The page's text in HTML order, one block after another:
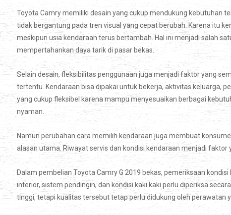
Toyota Camry memiliki desain yang cukup mendukung kebutuhan
tidak bergantung pada tren visual yang cepat berubah. Karena itu
meskipun usia kendaraan terus bertambah. Hal ini menjadi salah
mempertahankan daya tarik di pasar bekas.
Selain desain, fleksibilitas penggunaan juga menjadi faktor yang
tertentu. Kendaraan bisa dipakai untuk bekerja, aktivitas keluarga,
yang cukup fleksibel karena mampu menyesuaikan berbagai
nyaman.
Namun perubahan cara memilih kendaraan juga membuat
alasan utama. Riwayat servis dan kondisi kendaraan menjadi
Dalam pembelian Toyota Camry G 2019 bekas, pemeriksaan
interior, sistem pendingin, dan kondisi kaki kaki perlu diperiksa
tinggi, tetapi kualitas tersebut tetap perlu didukung oleh perawatan